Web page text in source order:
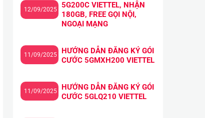
5G200C VIETTEL, NHẬN
180GB, FREE GỌI NỘI,
NGOẠI MẠNG
12/09/2025
HƯỚNG DẪN ĐĂNG KÝ GÓI
CƯỚC 5GMXH200 VIETTEL
11/09/2025
HƯỚNG DẪN ĐĂNG KÝ GÓI
CƯỚC 5GLQ210 VIETTEL
11/09/2025